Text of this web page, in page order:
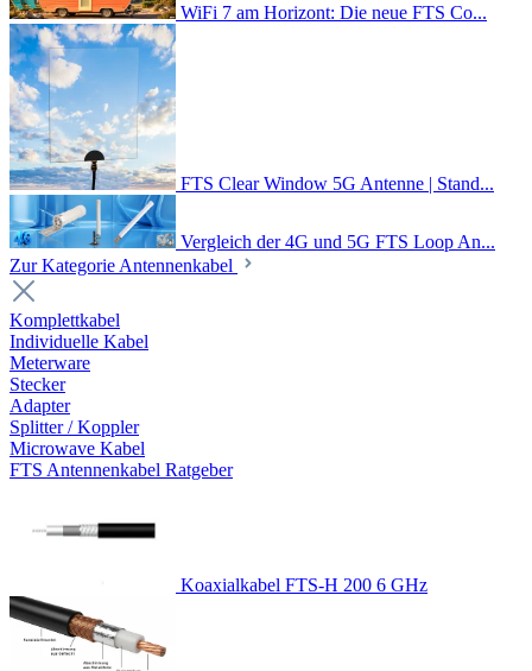
WiFi 7 am Horizont: Die neue FTS Co...
FTS Clear Window 5G Antenne | Stand...
Vergleich der 4G und 5G FTS Loop An...
Zur Kategorie Antennenkabel
Komplettkabel
Individuelle Kabel
Meterware
Stecker
Adapter
Splitter / Koppler
Microwave Kabel
FTS Antennenkabel Ratgeber
Koaxialkabel FTS-H 200 6 GHz